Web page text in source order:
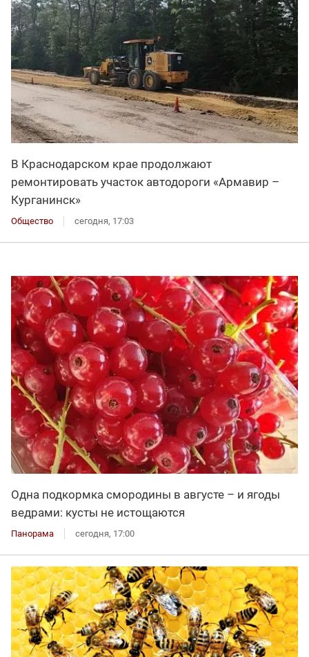
В Краснодарском крае продолжают
ремонтировать участок автодороги «Армавир –
Курганинск»
Общество сегодня, 17:03
Одна подкормка смородины в августе – и ягоды
ведрами: кусты не истощаются
Панорама сегодня, 17:00